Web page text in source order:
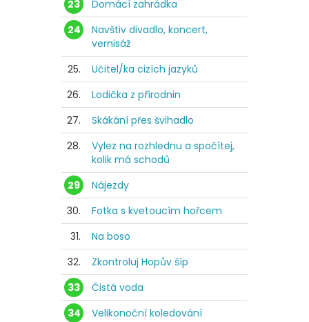
23
Domácí zahrádka
24
Navštiv divadlo, koncert,
vernisáž
25.
Učitel/ka cizích jazyků
26.
Lodička z přírodnin
27.
Skákání přes švihadlo
28.
Vylez na rozhlednu a spočítej,
kolik má schodů
29
Nájezdy
30.
Fotka s kvetoucím hořcem
31.
Na boso
32.
Zkontroluj Hopův šíp
33
Čistá voda
34
Velikonoční koledování